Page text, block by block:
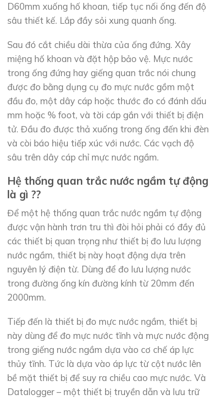
D60mm xuống hố khoan, tiếp tục nối ống đến độ
sâu thiết kế. Lắp đầy sỏi xung quanh ống.
Sau đó cắt chiều dài thừa của ống đứng. Xây
miệng hố khoan và đặt hộp bảo vệ. Mực nước
trong ống đứng hay giếng quan trắc nói chung
được đo bằng dụng cụ đo mực nước gồm một
đầu đo, một dây cáp hoặc thước đo có đánh dấu
mm hoặc % foot, và tời cáp gắn với thiết bị điện
tử. Đầu đo được thả xuống trong ống đến khi đèn
và còi báo hiệu tiếp xúc với nước. Các vạch độ
sâu trên dây cáp chỉ mực nước ngầm.
Hệ thống quan trắc nước ngầm tự động
là gì ??
Để một hệ thống quan trắc nước ngầm tự động
được vận hành trơn tru thì đòi hỏi phải có đầy đủ
các thiết bị quan trọng như thiết bị đo lưu lượng
nước ngầm, thiết bị này hoạt động dựa trên
nguyên lý điện từ. Dùng để đo lưu lượng nước
trong đường ống kín đường kính từ 20mm đến
2000mm.
Tiếp đến là thiết bị đo mực nước ngầm, thiết bị
này dùng để đo mực nước tĩnh và mực nước động
trong giếng nước ngầm dựa vào cơ chế áp lực
thủy tĩnh. Tức là dựa vào áp lực từ cột nước lên
bề mặt thiết bị để suy ra chiều cao mực nước. Và
Datalogger – một thiết bị truyền dẫn và lưu trữ